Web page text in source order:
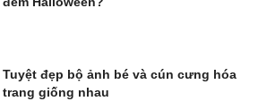
Tuyệt đẹp bộ ảnh bé và cún cưng hóa
trang giống nhau